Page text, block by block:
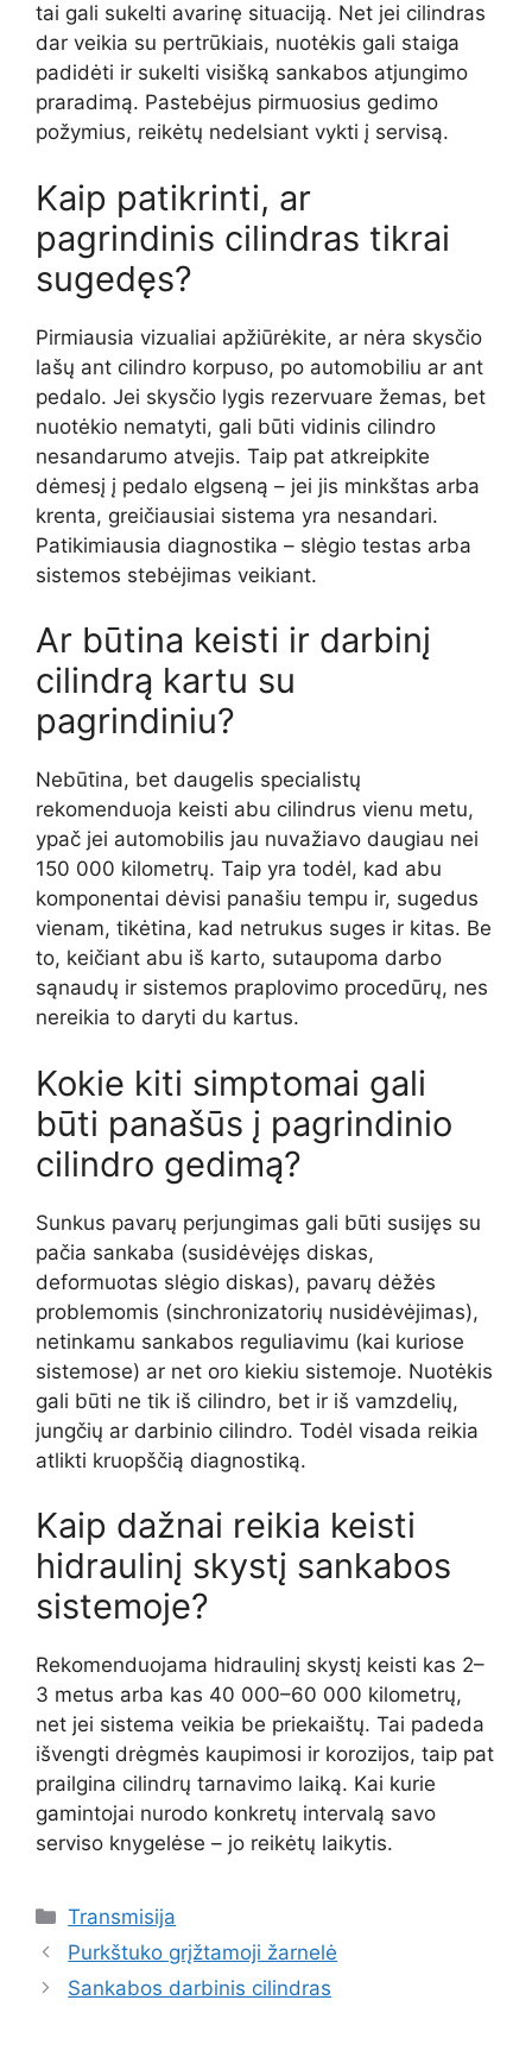
tai gali sukelti avarinę situaciją. Net jei cilindras
dar veikia su pertrūkiais, nuotėkis gali staiga
padidėti ir sukelti visišką sankabos atjungimo
praradimą. Pastebėjus pirmuosius gedimo
požymius, reikėtų nedelsiant vykti į servisą.
Kaip patikrinti, ar
pagrindinis cilindras tikrai
sugedęs?
Pirmiausia vizualiai apžiūrėkite, ar nėra skysčio
lašų ant cilindro korpuso, po automobiliu ar ant
pedalo. Jei skysčio lygis rezervuare žemas, bet
nuotėkio nematyti, gali būti vidinis cilindro
nesandarumo atvejis. Taip pat atkreipkite
dėmesį į pedalo elgseną – jei jis minkštas arba
krenta, greičiausiai sistema yra nesandari.
Patikimiausia diagnostika – slėgio testas arba
sistemos stebėjimas veikiant.
Ar būtina keisti ir darbinį
cilindrą kartu su
pagrindiniu?
Nebūtina, bet daugelis specialistų
rekomenduoja keisti abu cilindrus vienu metu,
ypač jei automobilis jau nuvažiavo daugiau nei
150 000 kilometrų. Taip yra todėl, kad abu
komponentai dėvisi panašiu tempu ir, sugedus
vienam, tikėtina, kad netrukus suges ir kitas. Be
to, keičiant abu iš karto, sutaupoma darbo
sąnaudų ir sistemos praplovimo procedūrų, nes
nereikia to daryti du kartus.
Kokie kiti simptomai gali
būti panašūs į pagrindinio
cilindro gedimą?
Sunkus pavarų perjungimas gali būti susijęs su
pačia sankaba (susidėvėjęs diskas,
deformuotas slėgio diskas), pavarų dėžės
problemomis (sinchronizatorių nusidėvėjimas),
netinkamu sankabos reguliavimu (kai kuriose
sistemose) ar net oro kiekiu sistemoje. Nuotėkis
gali būti ne tik iš cilindro, bet ir iš vamzdelių,
jungčių ar darbinio cilindro. Todėl visada reikia
atlikti kruopščią diagnostiką.
Kaip dažnai reikia keisti
hidraulinį skystį sankabos
sistemoje?
Rekomenduojama hidraulinį skystį keisti kas 2–
3 metus arba kas 40 000–60 000 kilometrų,
net jei sistema veikia be priekaištų. Tai padeda
išvengti drėgmės kaupimosi ir korozijos, taip pat
prailgina cilindrų tarnavimo laiką. Kai kurie
gamintojai nurodo konkretų intervalą savo
serviso knygelėse – jo reikėtų laikytis.
Kategorijos
Transmisija
Purkštuko grįžtamoji žarnelė
Sankabos darbinis cilindras